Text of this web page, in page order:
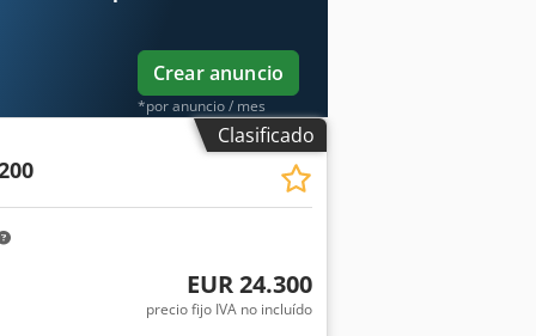
destacan: ✔ Inspección
de devolución de dinero ✔
equipo? Ofrecemos herramientas y
fácilmente accesibles en nuestra
Crear anuncio
*por anuncio / mes
Clasificado
EUR 24.300
precio fijo IVA no incluído